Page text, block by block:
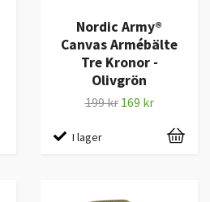
Nordic Army®
Canvas Armébälte
Tre Kronor -
Olivgrön
199 kr 169 kr
I lager